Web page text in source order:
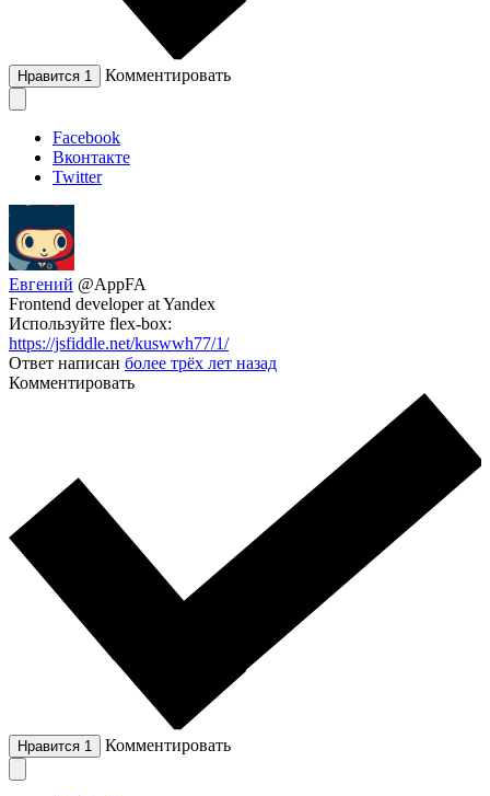
Нравится 1 Комментировать
Facebook
Вконтакте
Twitter
Евгений @AppFA
Frontend developer at Yandex
Используйте flex-box:
https://jsfiddle.net/kuswwh77/1/
Ответ написан более трёх лет назад
Комментировать
Нравится 1 Комментировать